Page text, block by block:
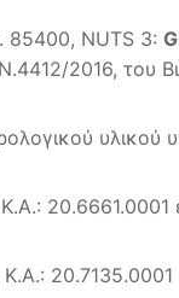
NUTS 3:
2016, του
υλικού